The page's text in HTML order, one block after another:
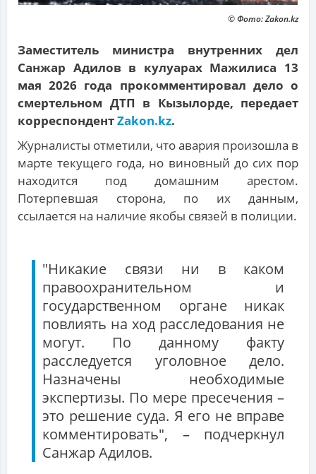
© Фото: Zakon.kz
Заместитель министра внутренних дел
Санжар Адилов в кулуарах Мажилиса 13
мая 2026 года прокомментировал дело о
смертельном ДТП в Кызылорде, передает
корреспондентZakon.kz.
Журналисты отметили, что авария произошла в
марте текущего года, но виновный до сих пор
находится под домашним арестом.
Потерпевшая сторона, по их данным,
ссылается на наличие якобы связей в полиции.
"Никакие связи ни в каком
правоохранительном и
государственном органе никак
повлиять на ход расследования не
могут. По данному факту
расследуется уголовное дело.
Назначены необходимые
экспертизы. По мере пресечения –
это решение суда. Я его не вправе
комментировать", – подчеркнул
Санжар Адилов.